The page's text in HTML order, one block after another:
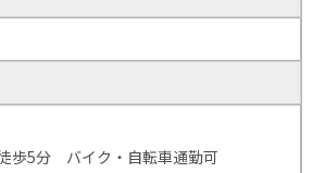
歩5分 バイク・自転車通勤可